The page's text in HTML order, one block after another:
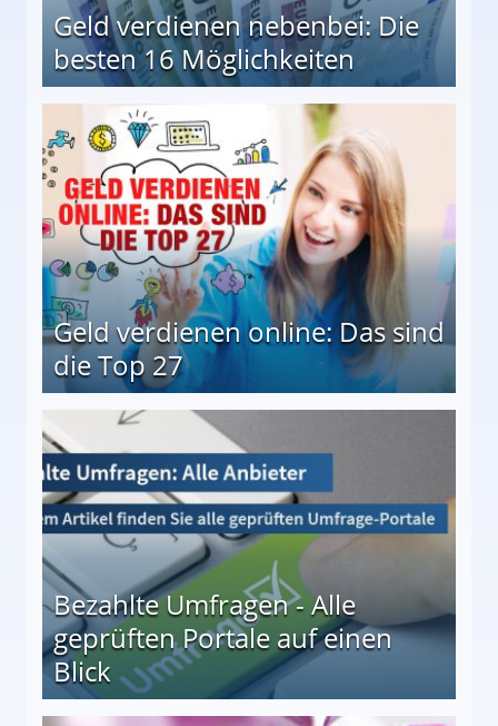
Geld verdienen nebenbei: Die
besten 16 Möglichkeiten
Geld verdienen online: Das sind
die Top 27
Bezahlte Umfragen - Alle
geprüften Portale auf einen
Blick
auf einen Blick